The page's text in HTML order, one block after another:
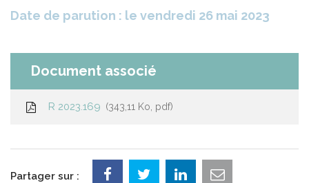
Date de parution : le vendredi 26 mai 2023
Document associé
R 2023.169 343,11 Ko, pdf
Partager sur :